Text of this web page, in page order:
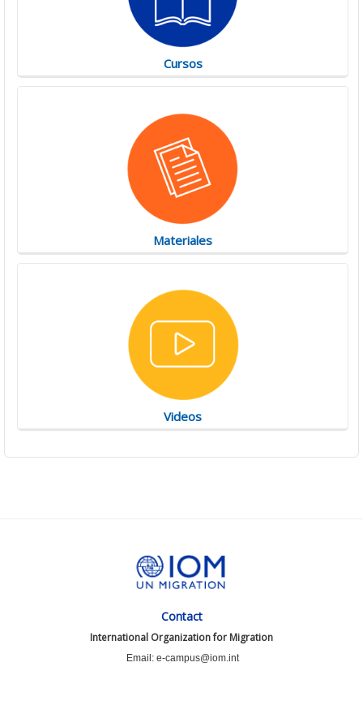
Cursos
Materiales
Videos
Contact
International Organization for Migration
Email: e-campus@iom.int